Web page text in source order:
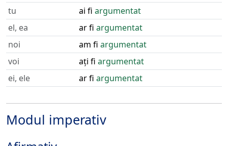
tu
ai fi argumentat
el, ea
ar fi argumentat
noi
am fi argumentat
voi
ați fi argumentat
ei, ele
ar fi argumentat
Modul imperativ